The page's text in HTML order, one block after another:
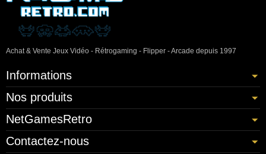
Achat & Vente Jeux Vidéo - Rétrogaming - Flipper - Arcade depuis 1997
Informations
Nos produits
NetGamesRetro
Contactez-nous